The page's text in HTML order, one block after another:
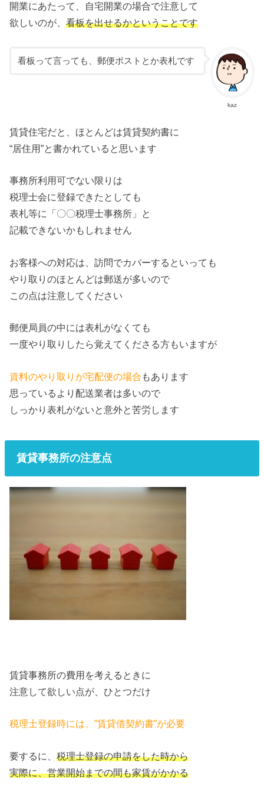
開業にあたって、自宅開業の場合で注意して
欲しいのが、看板を出せるかということです
kaz
看板って言っても、郵便ポストとか表札です
賃貸住宅だと、ほとんどは賃貸契約書に
“居住用”と書かれていると思います
事務所利用可でない限りは
税理士会に登録できたとしても
表札等に「〇〇税理士事務所」と
記載できないかもしれません
お客様への対応は、訪問でカバーするといっても
やり取りのほとんどは郵送が多いので
この点は注意してください
郵便局員の中には表札がなくても
一度やり取りしたら覚えてくださる方もいますが
資料のやり取りが宅配便の場合 もあります
思っているより配送業者は多いので
しっかり表札がないと意外と苦労します
賃貸事務所の注意点
賃貸事務所の費用を考えるときに
注意して欲しい点が、ひとつだけ
税理士登録時には、”賃貸借契約書”が必要
要するに、税理士登録の申請をした時から
実際に、営業開始までの間も家賃がかかる